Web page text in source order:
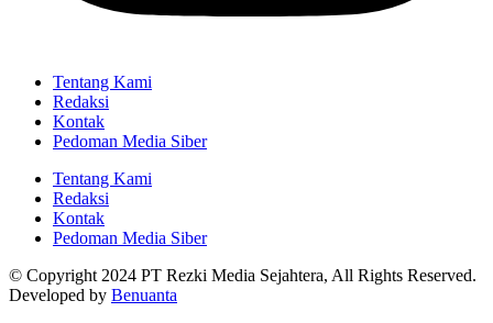
Tentang Kami
Redaksi
Kontak
Pedoman Media Siber
Tentang Kami
Redaksi
Kontak
Pedoman Media Siber
© Copyright 2024 PT Rezki Media Sejahtera, All Rights Reserved.
Developed by Benuanta